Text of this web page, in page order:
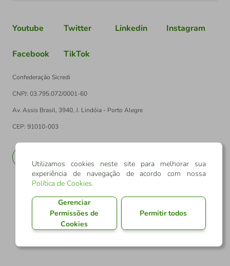
Youtube Twitter Linkedin Instagram
Facebook TikTok
Confederação Sicredi
CNPJ: 03.795.072/0001-60
Av. Assis Brasil, 3940, J. Lindóia - Porto Alegre
CEP: 91010-003
Utilizamos cookies neste site para melhorar sua
experiência de navegação de acordo com nossa
Política de Cookies.
Gerenciar
Permissões de
Cookies
Permitir todos